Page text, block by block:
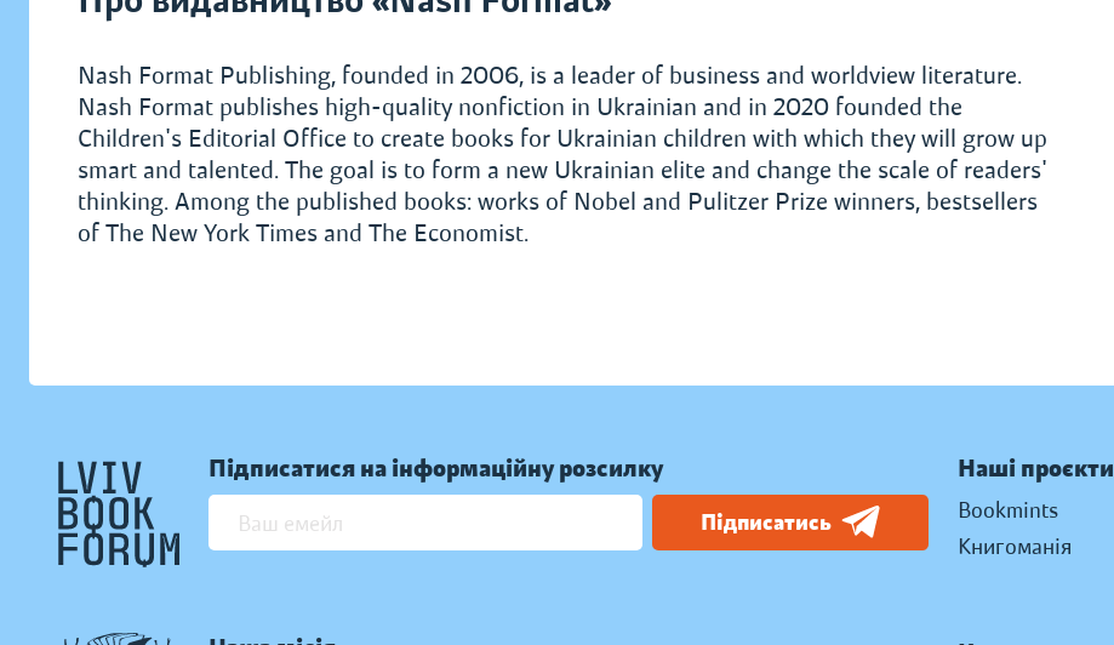
Nash Format Publishing, founded in 2006, is a leader of business and worldview literature.
Nash Format publishes high-quality nonfiction in Ukrainian and in 2020 founded the
Children's Editorial Office to create books for Ukrainian children with which they will grow up
smart and talented. The goal is to form a new Ukrainian elite and change the scale of readers'
thinking. Among the published books: works of Nobel and Pulitzer Prize winners, bestsellers
of The New York Times and The Economist.
Підписатися на інформаційну розсилку
Підписатись
Наші проєкти
Bookmints
Книгоманія